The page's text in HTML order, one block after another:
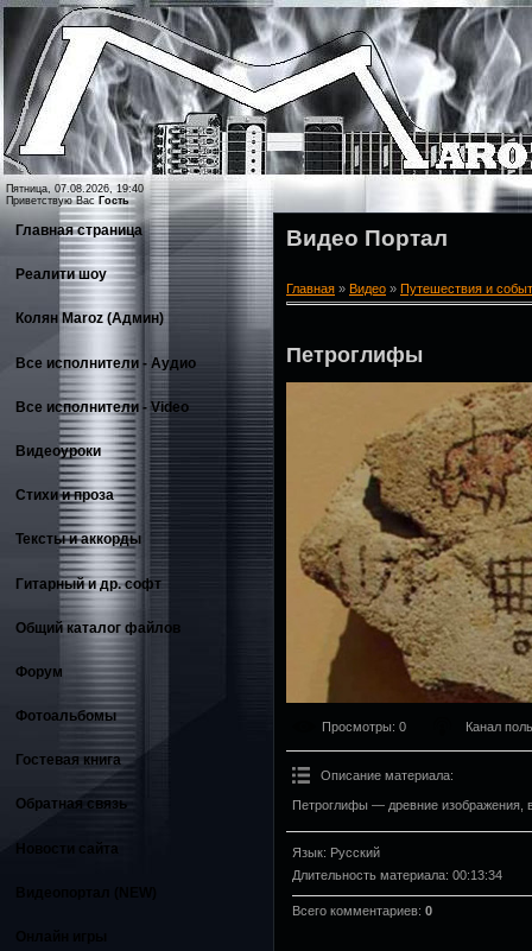
Пятница, 07.08.2026, 19:40
Приветствую Вас Гость
Главная страница
Реалити шоу
Колян Maroz (Админ)
Все исполнители - Аудио
Все исполнители - Video
Видеоуроки
Стихи и проза
Тексты и аккорды
Гитарный и др. софт
Общий каталог файлов
Форум
Фотоальбомы
Гостевая книга
Обратная связь
Новости сайта
Видео Портал
Главная » Видео » Путешествия и
Петроглифы
Просмотры: 0 Канал
Описание материала:
Петроглифы — древние изображения,
Язык: Русский
Длительность материала: 00:13:34
Всего комментариев: 0